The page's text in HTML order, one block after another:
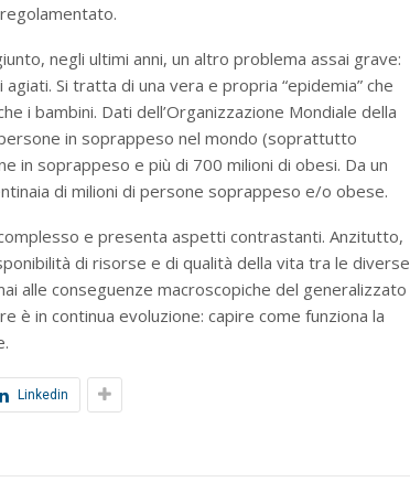
negli ultimi anni, un altro problema assai grave:
Si tratta di una vera e propria “epidemia” che
i bambini. Dati dell’Organizzazione Mondiale della
in soprappeso nel mondo (soprattutto
in soprappeso e più di 700 milioni di obesi. Da un
di milioni di persone soprappeso e/o obese.
e presenta aspetti contrastanti. Anzitutto,
di risorse e di qualità della vita tra le diverse
alle conseguenze macroscopiche del generalizzato
è in continua evoluzione: capire come funziona la
Linkedin